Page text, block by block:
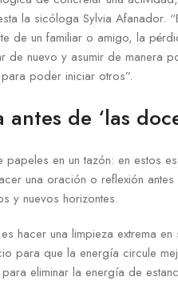
la sicóloga Sylvia Afanador.
de un familiar o amigo, la
de nuevo y asumir de manera
poder iniciar otros”.
de ‘las
en un tazón: en estos
una oración o reflexión
y nuevos horizontes.
hacer una limpieza extrema
para que la energía circule
eliminar la energía de